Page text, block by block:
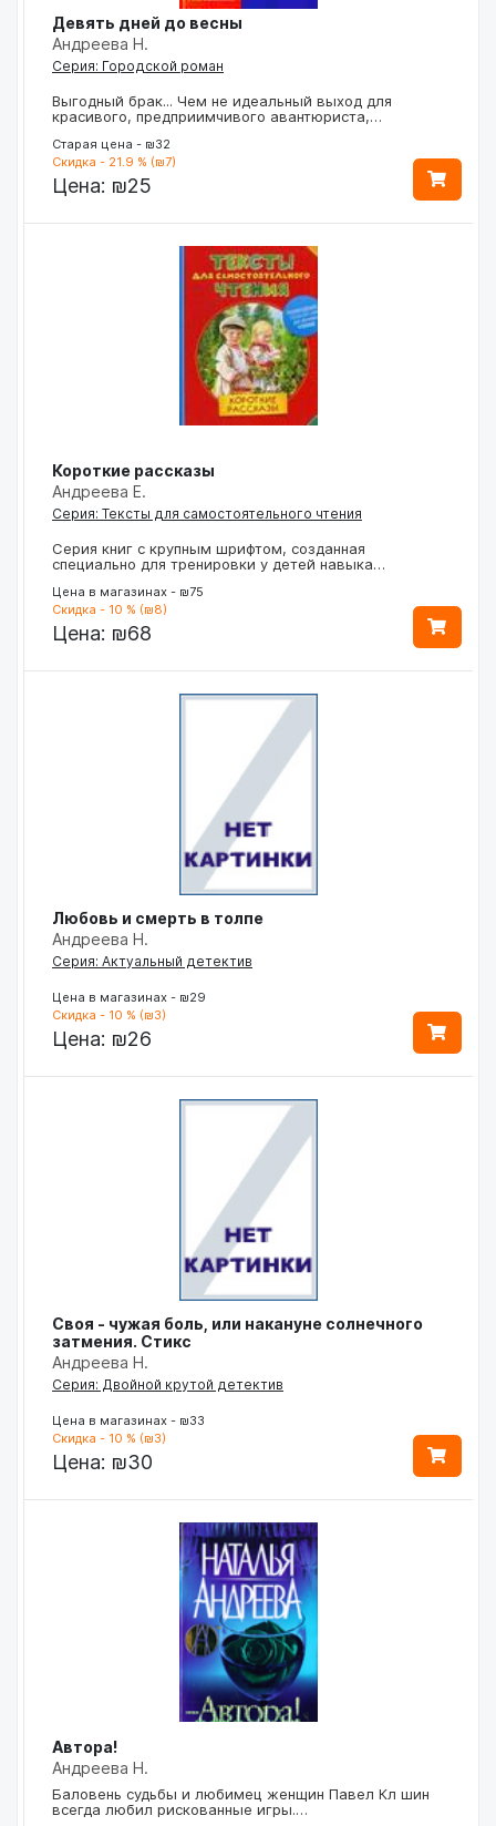
Девять дней до весны
Андреева Н.
Серия: Городской роман
Выгодный брак... Чем не идеальный выход для
красивого, предприимчивого авантюриста,…
Старая цена - ₪32
Скидка - 21.9 % (₪7)
Цена: ₪25
Короткие рассказы
Андреева Е.
Серия: Тексты для самостоятельного чтения
Серия книг с крупным шрифтом, созданная
специально для тренировки у детей навыка…
Цена в магазинах - ₪75
Скидка - 10 % (₪8)
Цена: ₪68
Любовь и смерть в толпе
Андреева Н.
Серия: Актуальный детектив
Цена в магазинах - ₪29
Скидка - 10 % (₪3)
Цена: ₪26
Своя - чужая боль, или накануне солнечного
затмения. Стикс
Андреева Н.
Серия: Двойной крутой детектив
Цена в магазинах - ₪33
Скидка - 10 % (₪3)
Цена: ₪30
Автора!
Андреева Н.
Баловень судьбы и любимец женщин Павел Кл шин
всегда любил рискованные игры.…